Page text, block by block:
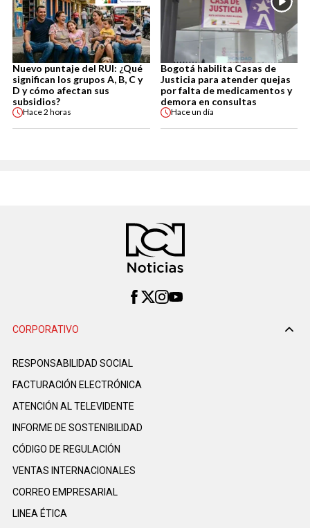
Nuevo puntaje del RUI: ¿Qué
significan los grupos A, B, C y
D y cómo afectan sus
subsidios?
Hace2 horas
Bogotá habilita Casas de
Justicia para atender quejas
por falta de medicamentos y
demora en consultas
Haceun día
CORPORATIVO
RESPONSABILIDAD SOCIAL
FACTURACIÓN ELECTRÓNICA
ATENCIÓN AL TELEVIDENTE
INFORME DE SOSTENIBILIDAD
CÓDIGO DE REGULACIÓN
VENTAS INTERNACIONALES
CORREO EMPRESARIAL
LINEA ÉTICA